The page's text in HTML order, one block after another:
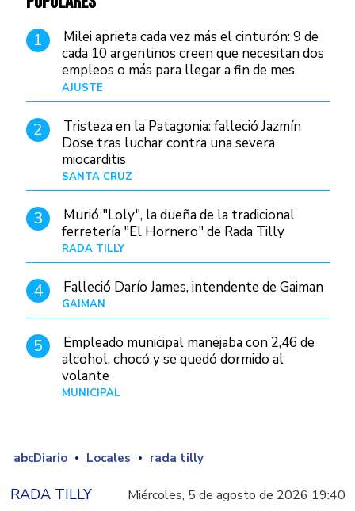
1
Milei aprieta cada vez más el cinturón: 9 de
cada 10 argentinos creen que necesitan dos
empleos o más para llegar a fin de mes
AJUSTE
2
Tristeza en la Patagonia: falleció Jazmín
Dose tras luchar contra una severa
miocarditis
SANTA CRUZ
3
Murió "Loly", la dueña de la tradicional
ferretería "El Hornero" de Rada Tilly
RADA TILLY
4 Falleció Darío James, intendente de Gaiman
GAIMAN
5
Empleado municipal manejaba con 2,46 de
alcohol, chocó y se quedó dormido al
volante
MUNICIPAL
abcDiario Locales rada tilly
RADA TILLY Miércoles, 5 de agosto de 2026 19:40